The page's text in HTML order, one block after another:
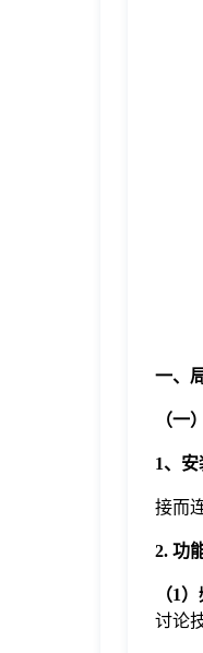
一、
（一
1、
接而
2. 功
（1
讨论